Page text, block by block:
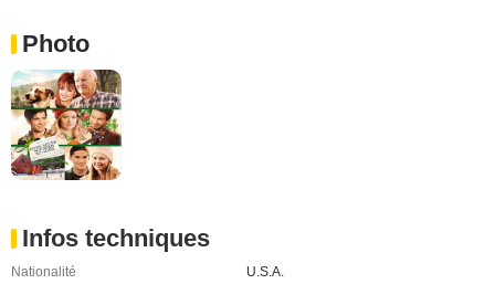
Photo
Infos techniques
Nationalité
U.S.A.